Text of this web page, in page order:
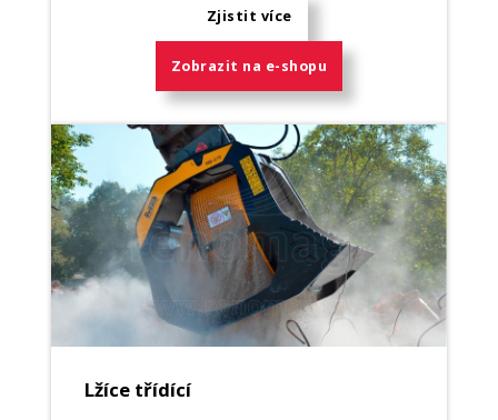
Zjistit více
Zobrazit na e-shopu
Lžíce třídící